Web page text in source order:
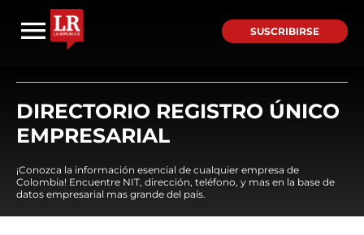
SUSCRIBIRSE
DIRECTORIO REGISTRO ÚNICO
EMPRESARIAL
¡Conozca la información esencial de cualquier empresa de
Colombia! Encuentre NIT, dirección, teléfono, y mas en la base de
datos empresarial mas grande del país.